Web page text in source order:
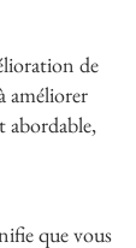
de
améliorer
abordable,
que vous